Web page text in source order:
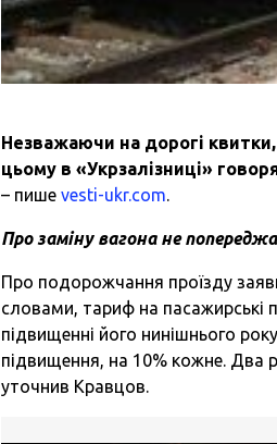
Незважаючи на дорогі
цьому в «Укрзалізниці»
– пишеvesti-ukr.com.
Про заміну вагона не
Про подорожчання проїзду
словами, тариф на пасажирські
підвищенні його нинішнього
підвищення, на 10% кожне. Два
уточнив Кравцов.